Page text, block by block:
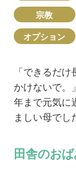
宗教
オプション
「できるだ
かけないで。
年まで元気に
ましい母でし
田舎のお